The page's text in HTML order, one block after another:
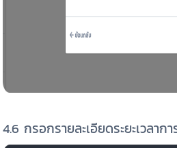
4.6 กรอกรายละเอียดระยะเวลา